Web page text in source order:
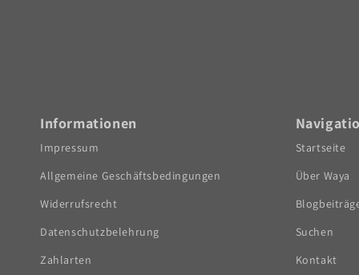
Informationen
Impressum
Allgemeine Geschäftsbedingungen
Widerrufsrecht
Datenschutzbelehrung
Zahlarten
Startseite
Über Waya
Suchen
Kontakt